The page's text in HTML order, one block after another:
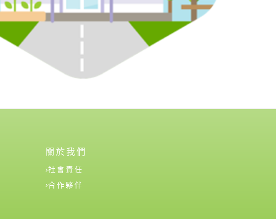
關於我們
社會責任
合作夥伴